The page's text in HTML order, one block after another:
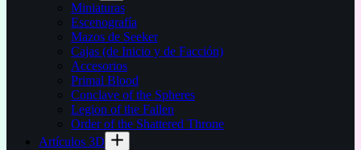
Miniaturas
Escenografía
Mazos de Seeker
Cajas (de Inicio y de Facción)
Accesorios
Primal Blood
Conclave of the Spheres
Legion of the Fallen
Order of the Shattered Throne
Artículos 3D